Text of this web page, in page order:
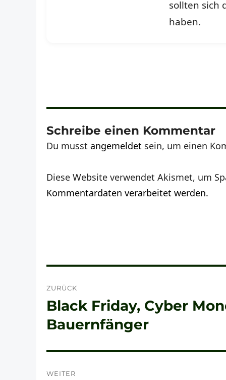
sollten sich
haben.
Schreibe einen Kommentar
Du musst angemeldet sein, um einen
Diese Website verwendet Akismet, um
Kommentardaten verarbeitet werden.
ZURÜCK
Vorheriger
Beitrag:
Black Friday, Cyber
Bauernfänger
WEITER